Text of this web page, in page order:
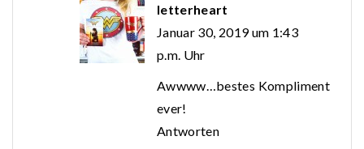
letterheart
Januar 30, 2019 um 1:43
p.m. Uhr
Awwww…bestes Kompliment
ever!
Antworten